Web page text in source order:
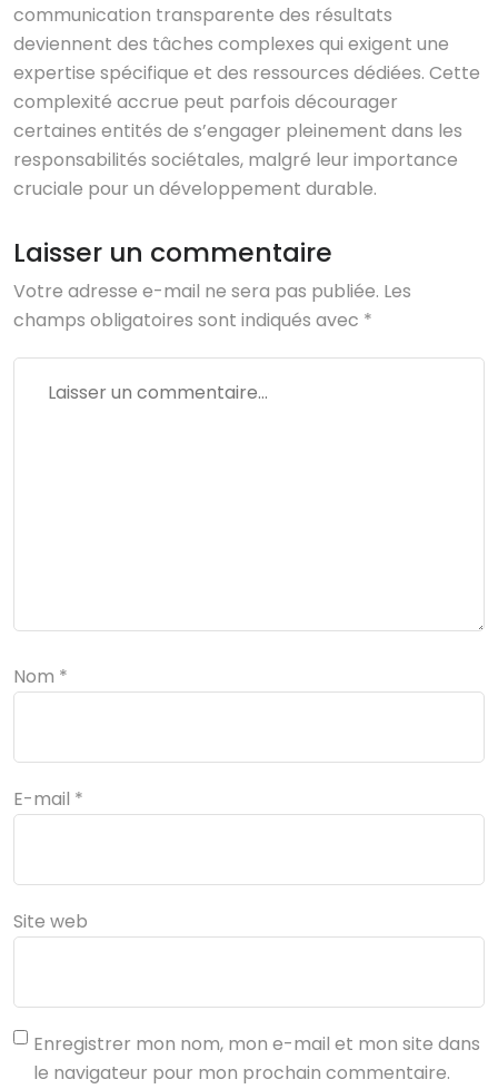
communication transparente des résultats
deviennent des tâches complexes qui exigent une
expertise spécifique et des ressources dédiées. Cette
complexité accrue peut parfois décourager
certaines entités de s’engager pleinement dans les
responsabilités sociétales, malgré leur importance
cruciale pour un développement durable.
Laisser un commentaire
Votre adresse e-mail ne sera pas publiée. Les
champs obligatoires sont indiqués avec *
Nom *
E-mail *
Site web
Enregistrer mon nom, mon e-mail et mon site dans
le navigateur pour mon prochain commentaire.